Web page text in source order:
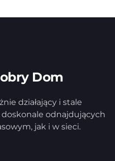
Dom
działający i stale
doskonale odnajdujących
jak i w sieci.